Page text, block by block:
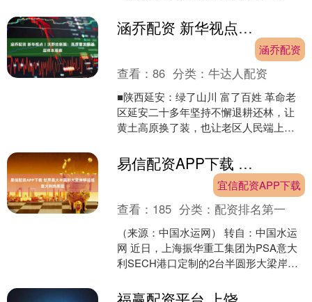
确，对换购新能....
涵乔配资 新华视点丨沃野绘新篇：高质量发展基层样本观察
涵乔配资
查看：86 分类：牛达人配资
■陕西延安：绿了山川 富了百姓 革命老
区延安二十多年坚持不懈退耕还林，让
黄土高原换了装，也让老区人民端上
绿，日子变好。如....
易信配资APP下载 世界最大半圆形大梁岸桥运抵意大利热那亚
宜信配资APP下载
查看： 185 分类：配资排名第一
（来源：中国水运网） 转自：中国水运
网 近日，上海振华重工集团为PSA意大
利SECH港口定制的2台半圆形大梁岸桥
是目前世....